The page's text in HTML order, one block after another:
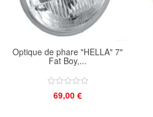
Optique de phare "HELLA" 7"
Fat Boy,...
69,00 €